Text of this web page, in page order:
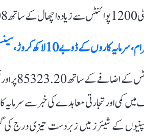
پر پہنچ گیا۔ ٹیرف میں کمی اور تجارتی معاہدے کی
کے شیئرز میں زبردست تیزی درج کی